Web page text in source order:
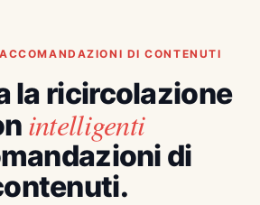
DI CONTENUTI
la ricircolazione
intelligenti
di